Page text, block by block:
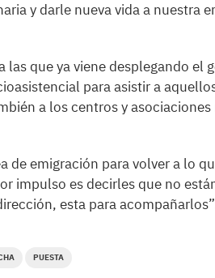
y darle nueva vida a nuestra
que ya viene desplegando el
para asistir a
a los centros y asociaciones
de emigración para volver a lo
impulso es decirles que no
esta para
PUESTA